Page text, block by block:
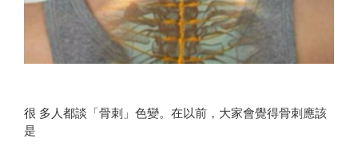
很 多人都談「骨刺」色變。在以前，大家會覺得骨刺應該
是